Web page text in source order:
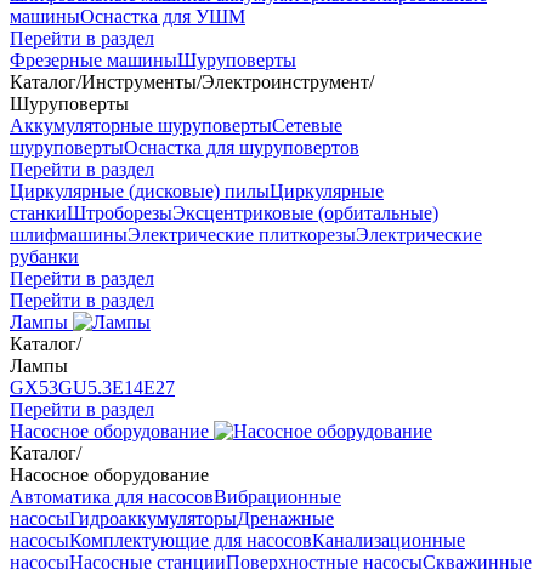
машиныОснастка для УШМ
Перейти в раздел
Фрезерные машиныШуруповерты
Каталог/Инструменты/Электроинструмент/
Шуруповерты
Аккумуляторные шуруповертыСетевые
шуруповертыОснастка для шуруповертов
Перейти в раздел
Циркулярные (дисковые) пилыЦиркулярные
станкиШтроборезыЭксцентриковые (орбитальные)
шлифмашиныЭлектрические плиткорезыЭлектрические
рубанки
Перейти в раздел
Перейти в раздел
Лампы
Каталог/
Лампы
GX53GU5.3Е14Е27
Перейти в раздел
Насосное оборудование
Каталог/
Насосное оборудование
Автоматика для насосовВибрационные
насосыГидроаккумуляторыДренажные
насосыКомплектующие для насосовКанализационные
насосыНасосные станцииПоверхностные насосыСкважинные